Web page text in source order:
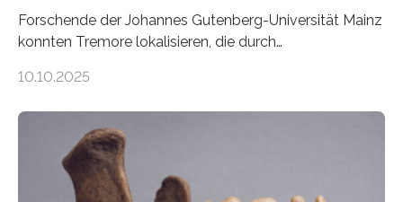
Forschende der Johannes Gutenberg-Universität Mainz
konnten Tremore lokalisieren, die durch
Vulkan? Was passiert in der Erde darunter? Wo
erzeugt durch Magma oder Gase, die sich durch
Schlote einen Weg nach oben bahnen? Jun.-Prof. Dr.
Miriam Christina Reiss, Vulkanseismologin an der
Johannes Gutenberg-Universität Mainz (JGU), und ihr
10.10.2025